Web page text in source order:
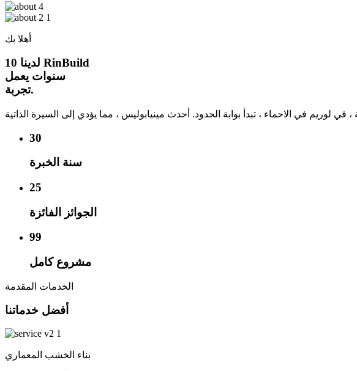
أهلا بك
RinBuild
سنوات يعمل
تجربة.
30
سنة الخبرة
25
الجوائز الفائزة
99
مشروع كامل
الخدمات المقدمة
أفضل خدماتنا
بناء الخشب المعماري